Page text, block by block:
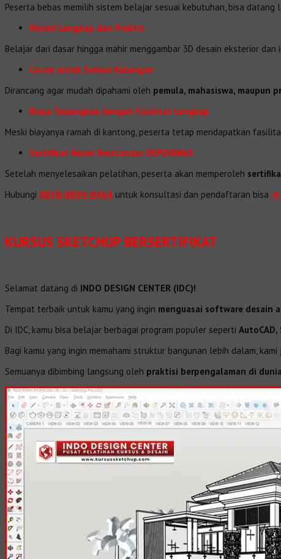
Peserta bebas memilih sistem belajar sesuai kebutuhan, bisa
Materi Lengkap dan Praktis
Belajar dari dasar hingga mahir menggambar 3D desain eksterior
Cocok untuk Semua Kalangan
Dirancang agar mudah dipahami oleh pemula, mahasiswa, maupun
Biaya Terjangkau dengan Fasilitas Lengkap
Meski biayanya ramah di kantong, peserta tetap mendapatkan
Sertifikat Resmi Berstandar DEPDIKNAS
Setelah menyelesaikan pelatihan, peserta akan memperoleh
Hubungi 0878-8094-8464 untuk konsultasi dan pendaftaran bisa ➔
KURSUS SKETCHUP BERSERTIFIKAT
Selamat datang di INDO DESIGN CENTER (IDC)!
Tempat terbaik untuk kamu yang ingin menguasai software desain
Di IDC, kamu bisa belajar berbagai program populer seperti
Bagi kamu yang ingin memahami struktur bangunan lebih dalam,
Semuanya dibimbing langsung oleh praktisi berpengalaman di